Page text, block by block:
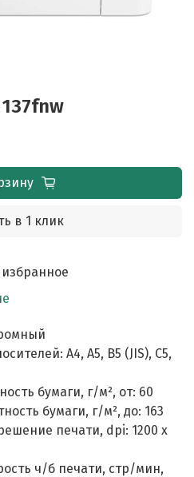
избранное
в 1 клик
А4, А5, B5 (JIS), C5,
бумаги, г/м², от: 60
бумаги, г/м², до: 163
печати, dpi: 1200 x
ч/б печати, стр/мин,